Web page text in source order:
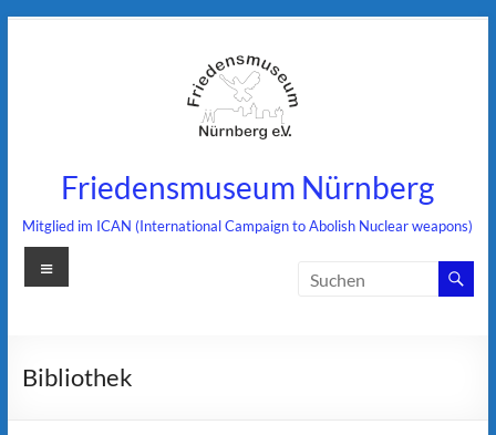
Friedensmuseum Nürnberg
Mitglied im ICAN (International Campaign to Abolish Nuclear weapons)
Menü
Bibliothek